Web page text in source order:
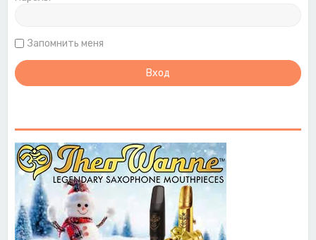
Запомнить меня